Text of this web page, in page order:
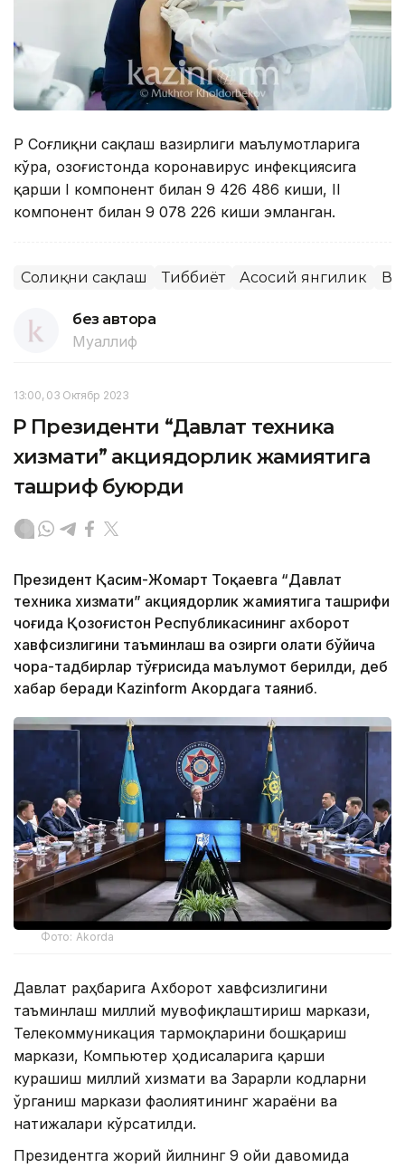
ҚР Соғлиқни сақлаш вазирлиги маълумотларига
кўра, Қозоғистонда коронавирус инфекциясига
қарши I компонент билан 9 426 486 киши, II
компонент билан 9 078 226 киши эмланган.
Соғлиқни сақлаш Тиббиёт Асосий янгилик
без автора
Муаллиф
13:00, 03 Октябр 2023
ҚР Президенти “Давлат техника
хизмати” акциядорлик жамиятига
ташриф буюрди
Президент Қасим-Жомарт Тоқаевга “Давлат
техника хизмати” акциядорлик жамиятига ташрифи
чоғида Қозоғистон Республикасининг ахборот
хавфсизлигини таъминлаш ва ҳозирги ҳолати бўйича
чора-тадбирлар тўғрисида маълумот берилди, деб
хабар беради Каzinform Акордага таяниб.
Фото: Akorda
Давлат раҳбарига Ахборот хавфсизлигини
таъминлаш миллий мувофиқлаштириш маркази,
Телекоммуникация тармоқларини бошқариш
маркази, Компьютер ҳодисаларига қарши
курашиш миллий хизмати ва Зарарли кодларни
ўрганиш маркази фаолиятининг жараёни ва
натижалари кўрсатилди.
Президентга жорий йилнинг 9 ойи давомида